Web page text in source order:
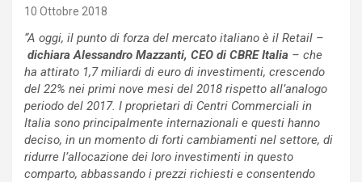
10 Ottobre 2018
“A oggi, il punto di forza del mercato italiano è il Retail –
dichiara Alessandro Mazzanti, CEO di CBRE Italia – che
ha attirato 1,7 miliardi di euro di investimenti, crescendo
del 22% nei primi nove mesi del 2018 rispetto all’analogo
periodo del 2017. I proprietari di Centri Commerciali in
Italia sono principalmente internazionali e questi hanno
deciso, in un momento di forti cambiamenti nel settore, di
ridurre l’allocazione dei loro investimenti in questo
comparto, abbassando i prezzi richiesti e consentendo